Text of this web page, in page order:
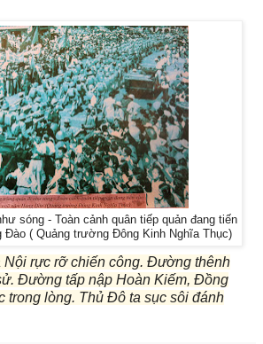
sóng - Toàn cảnh quân tiếp quản đang tiến
Đào ( Quảng trường Đông Kinh Nghĩa Thục)
Nội rực rỡ chiến công. Đường thênh
Đường tấp nập Hoàn Kiếm, Đồng
trong lòng. Thủ Đô ta sục sôi đánh